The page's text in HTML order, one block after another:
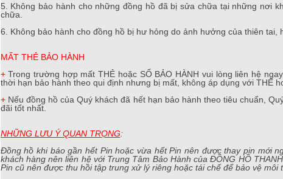
5. Không bảo hành cho những đồng hồ đã bị sửa chữa tại những nơi
chữa.
6. Không bảo hành cho đồng hồ bị hư hỏng do ảnh hưởng của thiên tai,
MẤT THẺ BẢO HÀNH
+ Trong trường hợp mất THẺ hoặc SỔ BẢO HÀNH vui lòng liên hệ
thời hạn bảo hành theo qui định nhưng bị mất, không áp dụng với THẺ
+ Nếu đồng hồ của Quý khách đã hết hạn bảo hành theo tiêu chuẩn,
đãi tốt nhất.
NHỮNG LƯU Ý QUAN TRỌNG:
Đồng hồ khi báo gần hết Pin hoặc vừa hết Pin nên được thay pin mới
khách hàng nên liên hệ với Trung Tâm Bảo Hành của ĐỒNG HỒ
Pin cũ nên được thu hồi tập trung xử lý riêng hoặc tái chế để bảo vệ môi